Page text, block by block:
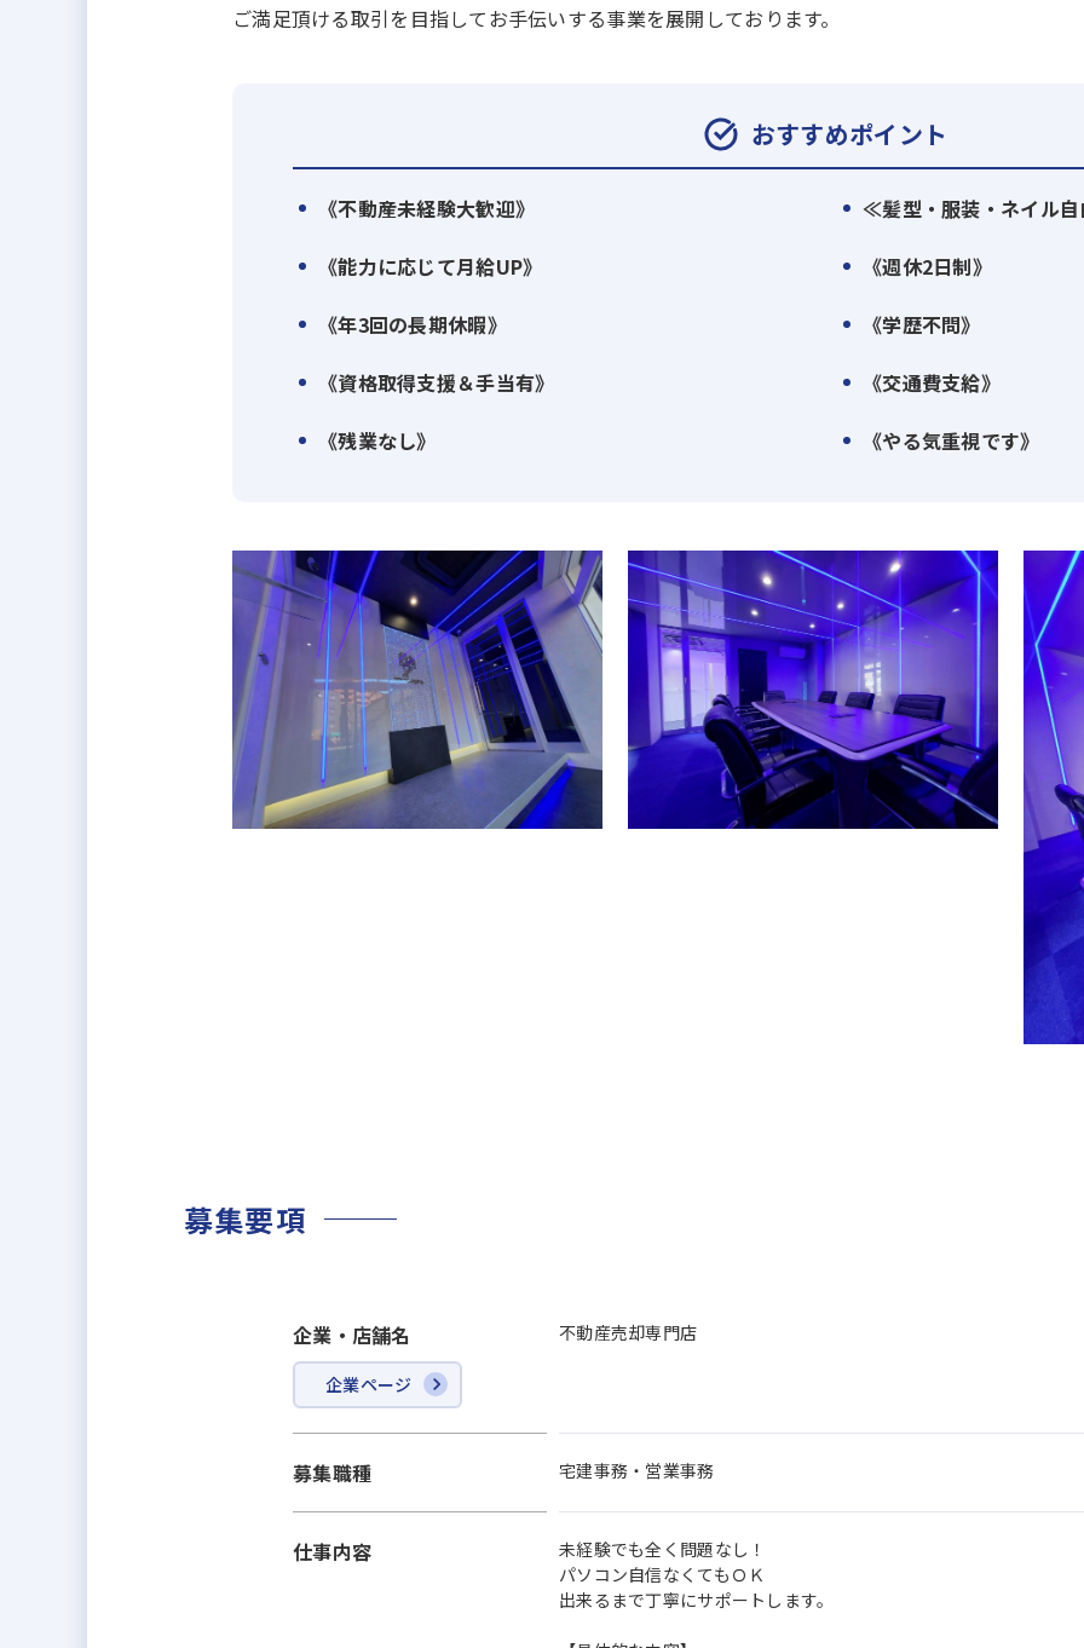
ご満足頂ける取引を目指してお手伝いする事業を展開しております。
おすすめポイント
《不動産未経験大歓迎》
≪髪型・服装・ネイル自
《能力に応じて月給UP》
《週休2日制》
《年3回の長期休暇》
《学歴不問》
《資格取得支援＆手当有》
《交通費支給》
《残業なし》
《やる気重視です》
募集要項
企業・店舗名
企業ページ
不動産売却専門店
募集職種 宅建事務・営業事務
仕事内容
未経験でも全く問題なし！
パソコン自信なくてもＯＫ
出来るまで丁寧にサポートします。